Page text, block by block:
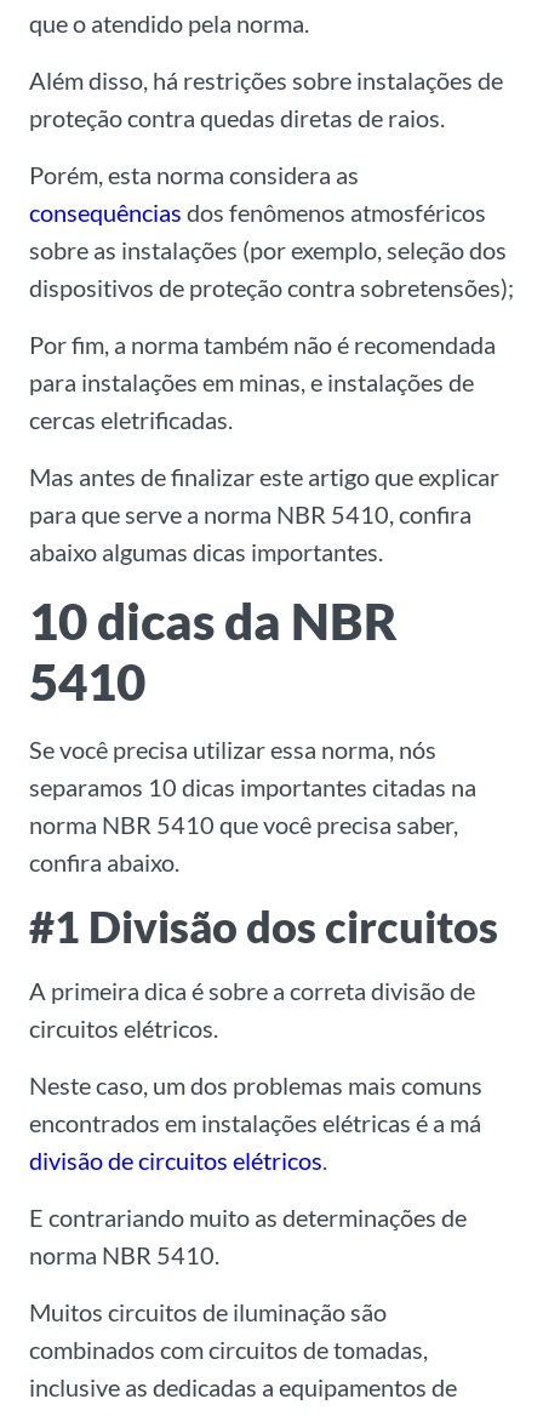
que o atendido pela norma.
Além disso, há restrições sobre instalações de
proteção contra quedas diretas de raios.
Porém, esta norma considera as
consequências dos fenômenos atmosféricos
sobre as instalações (por exemplo, seleção dos
dispositivos de proteção contra sobretensões);
Por fim, a norma também não é recomendada
para instalações em minas, e instalações de
cercas eletrificadas.
Mas antes de finalizar este artigo que explicar
para que serve a norma NBR 5410, confira
abaixo algumas dicas importantes.
10 dicas da NBR
5410
Se você precisa utilizar essa norma, nós
separamos 10 dicas importantes citadas na
norma NBR 5410 que você precisa saber,
confira abaixo.
#1 Divisão dos circuitos
A primeira dica é sobre a correta divisão de
circuitos elétricos.
Neste caso, um dos problemas mais comuns
encontrados em instalações elétricas é a má
divisão de circuitos elétricos.
E contrariando muito as determinações de
norma NBR 5410.
Muitos circuitos de iluminação são
combinados com circuitos de tomadas,
inclusive as dedicadas a equipamentos de